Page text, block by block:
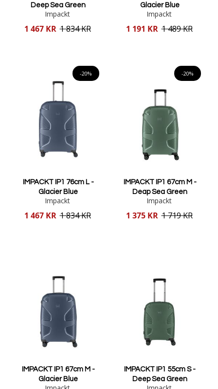
Deep Sea Green
Impackt
Reducerat
1 467 KR 1 834 KR
Glacier Blue
Impackt
Reducerat
1 191 KR 1 489 KR
-20%
IMPACKT IP1 76cm L -
Glacier Blue
Impackt
Reducerat
1 467 KR 1 834 KR
-20%
IMPACKT IP1 67cm M -
Deap Sea Green
Impackt
Reducerat
1 375 KR 1 719 KR
IMPACKT IP1 67cm M -
Glacier Blue
IMPACKT IP1 55cm S -
Deep Sea Green